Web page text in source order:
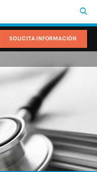
SOLICITA INFORMACIÓN